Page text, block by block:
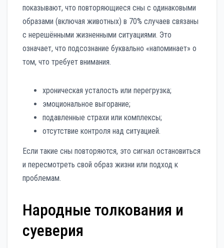
показывают, что повторяющиеся сны с одинаковыми
образами (включая животных) в 70% случаев связаны
с нерешёнными жизненными ситуациями. Это
означает, что подсознание буквально «напоминает» о
том, что требует внимания.
хроническая усталость или перегрузка;
эмоциональное выгорание;
подавленные страхи или комплексы;
отсутствие контроля над ситуацией.
Если такие сны повторяются, это сигнал остановиться
и пересмотреть свой образ жизни или подход к
проблемам.
Народные толкования и
суеверия